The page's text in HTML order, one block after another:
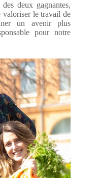
deux gagnantes,
valoriser le travail de
un avenir plus
pour notre